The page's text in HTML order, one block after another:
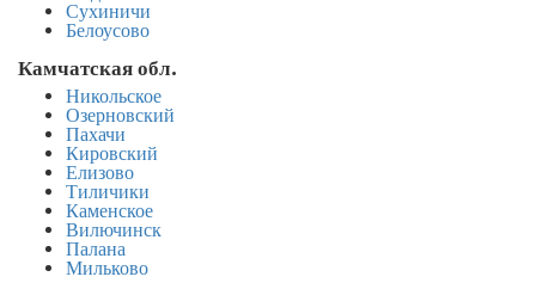
Сухиничи
Белоусово
Камчатская обл.
Никольское
Озерновский
Пахачи
Кировский
Елизово
Тиличики
Каменское
Вилючинск
Палана
Мильково